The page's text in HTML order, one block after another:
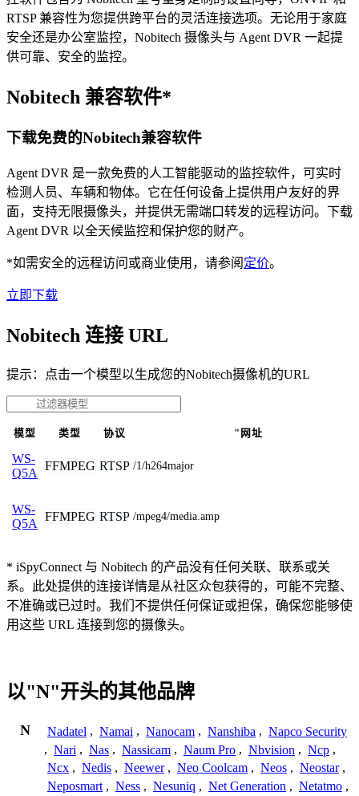
RTSP 兼容性为您提供跨平台的灵活连接选项。无论用于家庭
安全还是办公室监控，Nobitech 摄像头与 Agent DVR 一起提
供可靠、安全的监控。
Nobitech 兼容软件*
下载免费的Nobitech兼容软件
Agent DVR 是一款免费的人工智能驱动的监控软件，可实时
检测人员、车辆和物体。它在任何设备上提供用户友好的界
面，支持无限摄像头，并提供无需端口转发的远程访问。下载
Agent DVR 以全天候监控和保护您的财产。
*如需安全的远程访问或商业使用，请参阅 定价。
立即下载
Nobitech 连接 URL
提示：点击一个模型以生成您的Nobitech摄像机的URL
模型 类型 协议 "网址
WS-
Q5A
FFMPEG RTSP /1/h264major
WS-
Q5A
FFMPEG RTSP /mpeg4/media.amp
* iSpyConnect 与 Nobitech 的产品没有任何关联、联系或关
系。此处提供的连接详情是从社区众包获得的，可能不完整、
不准确或已过时。我们不提供任何保证或担保，确保您能够使
用这些 URL 连接到您的摄像头。
以"N"开头的其他品牌
N Nadatel , Namai , Nanocam , Nanshiba , Napco Security
, Nari , Nas , Nassicam , Naum Pro , Nbvision , Ncp ,
Ncx , Nedis , Neewer , Neo Coolcam , Neos , Neostar ,
Neposmart , Ness , Nesuniq , Net Generation , Netatmo ,